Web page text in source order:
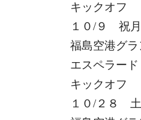
キックオフ
１０/９ 祝
福島空港グ
エスペラー
キックオフ
１０/２８